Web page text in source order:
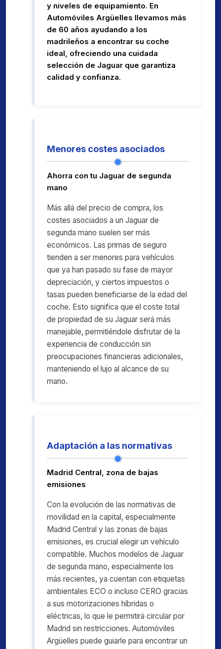
y niveles de equipamiento. En
Automóviles Argüelles llevamos más
de 60 años ayudando a los
madrileños a encontrar su coche
ideal, ofreciendo una cuidada
selección de Jaguar que garantiza
calidad y confianza.
Menores costes asociados
Ahorra con tu Jaguar de segunda
mano
Más allá del precio de compra, los
costes asociados a un Jaguar de
segunda mano suelen ser más
económicos. Las primas de seguro
tienden a ser menores para vehículos
que ya han pasado su fase de mayor
depreciación, y ciertos impuestos o
tasas pueden beneficiarse de la edad del
coche. Esto significa que el coste total
de propiedad de su Jaguar será más
manejable, permitiéndole disfrutar de la
experiencia de conducción sin
preocupaciones financieras adicionales,
manteniendo el lujo al alcance de su
mano.
Adaptación a las normativas
Madrid Central, zona de bajas
emisiones
Con la evolución de las normativas de
movilidad en la capital, especialmente
Madrid Central y las zonas de bajas
emisiones, es crucial elegir un vehículo
compatible. Muchos modelos de Jaguar
de segunda mano, especialmente los
más recientes, ya cuentan con etiquetas
ambientales ECO o incluso CERO gracias
a sus motorizaciones híbridas o
eléctricas, lo que le permitirá circular por
Madrid sin restricciones. Automóviles
Argüelles puede guiarle para encontrar un